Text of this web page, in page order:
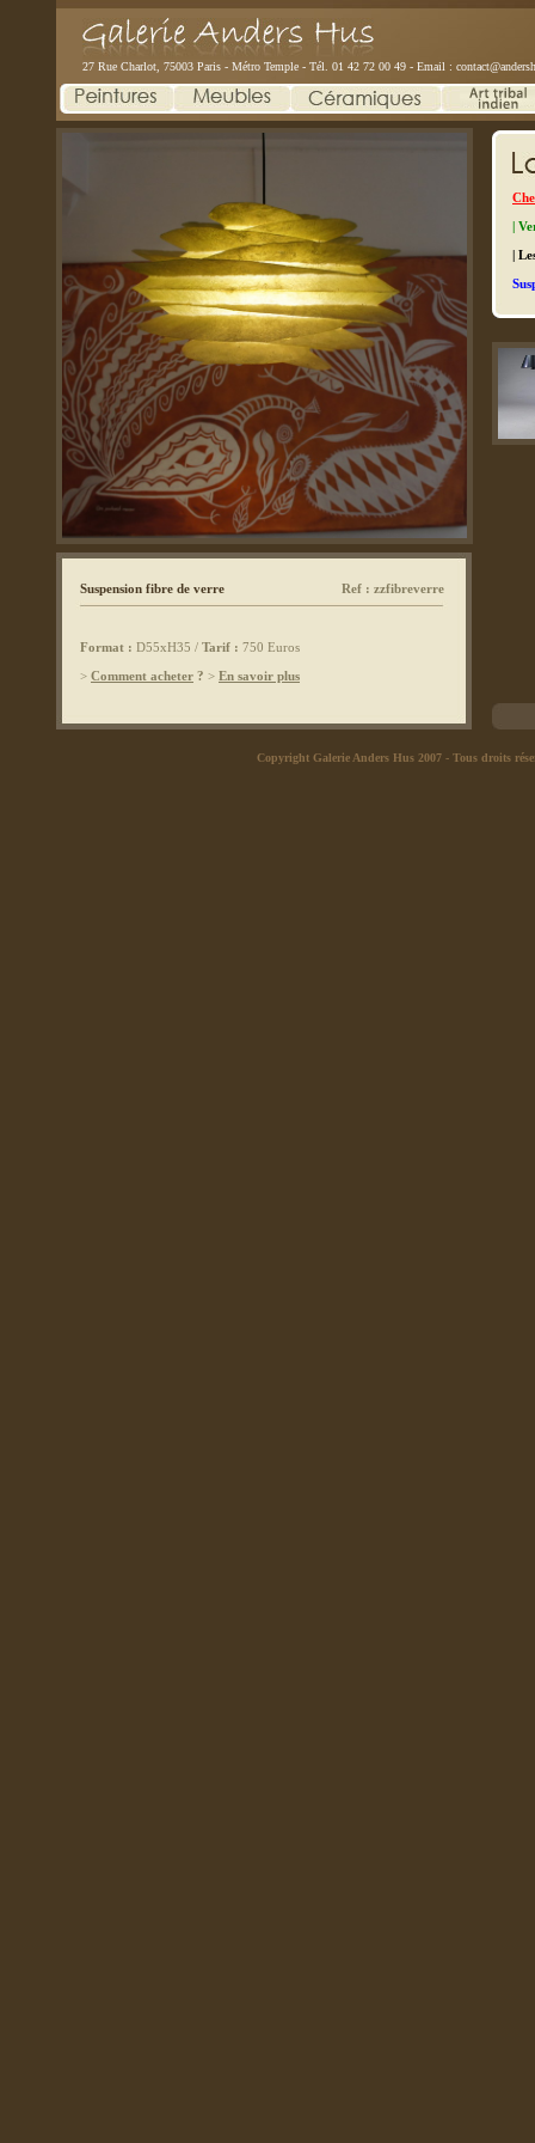
27 Rue Charlot, 75003 Paris - Métro Temple - Tél. 01 42 72 00 49 - Email :
Suspension fibre de verre Ref : zzfibreverre
Format : D55xH35 / Tarif : 750 Euros
> Comment acheter ? > En savoir plus
|
|
Copyright Galerie Anders Hus 2007- Tous droits